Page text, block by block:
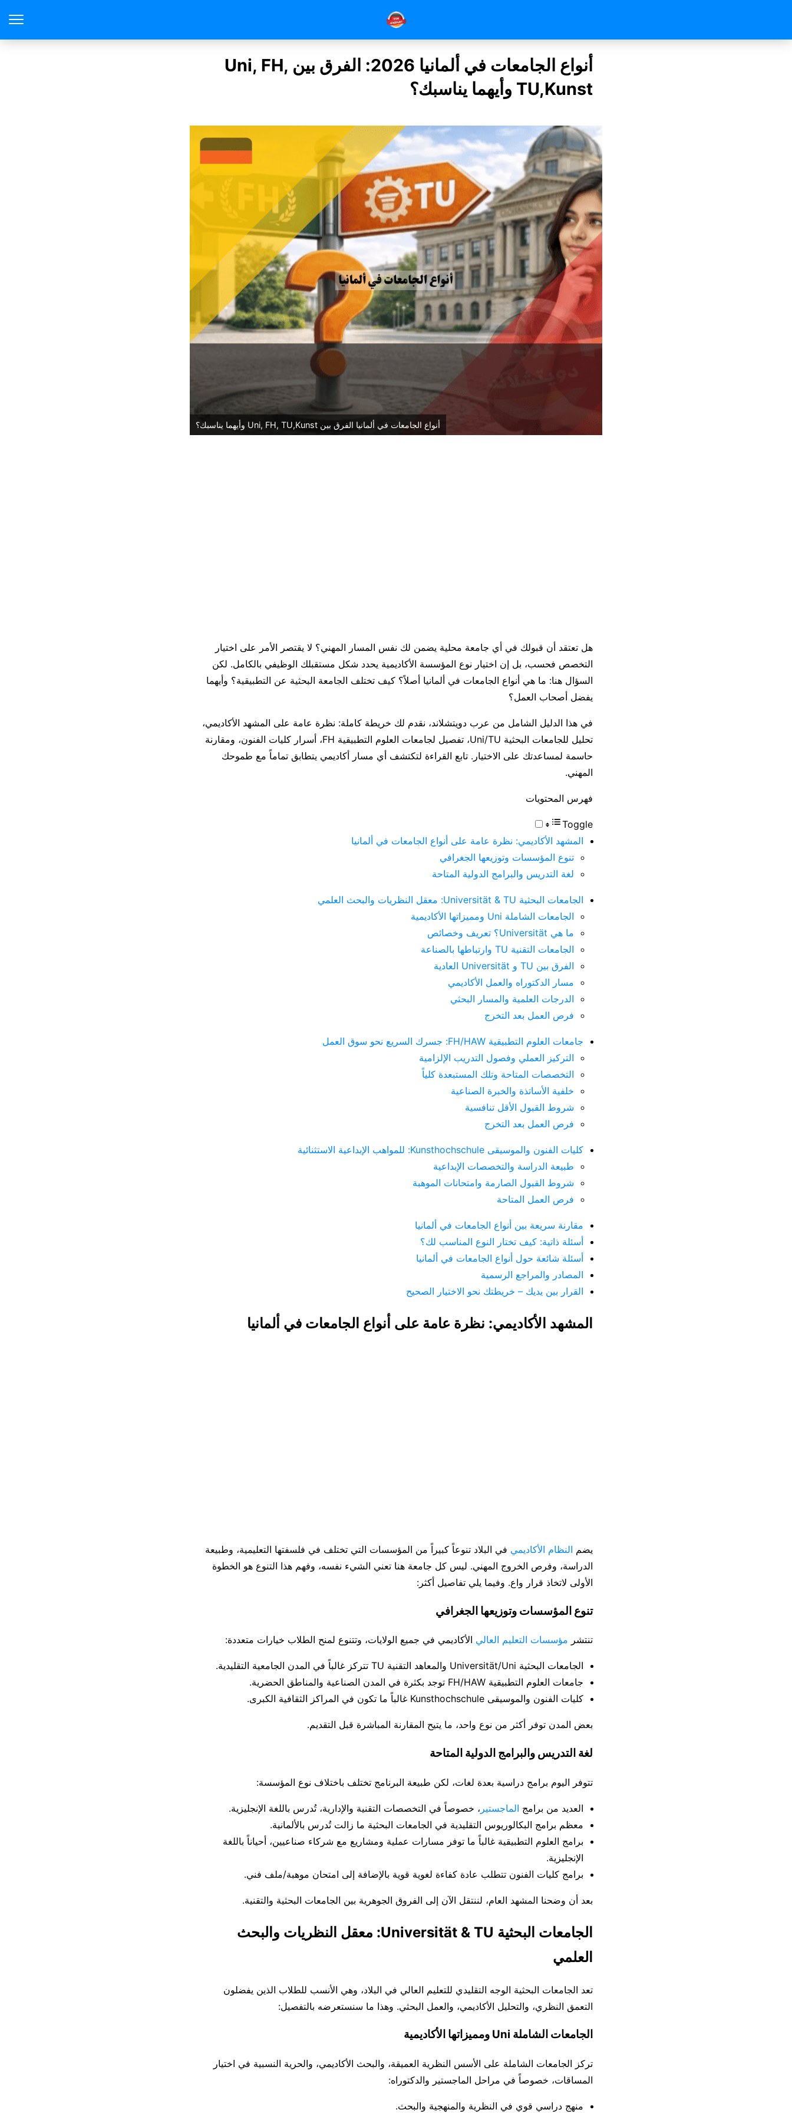
أنواع الجامعات في ألمانيا 2026: الفرق بين Uni, FH,
TU,Kunst وأيهما يناسبك؟
أنواع الجامعات في ألمانيا الفرق بين Uni, FH, TU,Kunst وأيهما يناسبك؟
هل تعتقد أن قبولك في أي جامعة محلية يضمن لك نفس المسار المهني؟ لا يقتصر الأمر على اختيار
التخصص فحسب، بل إن اختيار نوع المؤسسة الأكاديمية يحدد شكل مستقبلك الوظيفي بالكامل. لكن
السؤال هنا: ما هي أنواع الجامعات في ألمانيا أصلاً؟ كيف تختلف الجامعة البحثية عن التطبيقية؟ وأيهما
يفضل أصحاب العمل؟
في هذا الدليل الشامل من عرب دويتشلاند، نقدم لك خريطة كاملة: نظرة عامة على المشهد الأكاديمي،
تحليل للجامعات البحثية Uni/TU، تفصيل لجامعات العلوم التطبيقية FH، أسرار كليات الفنون، ومقارنة
حاسمة لمساعدتك على الاختيار. تابع القراءة لتكتشف أي مسار أكاديمي يتطابق تماماً مع طموحك
المهني.
فهرس المحتويات
Toggle
المشهد الأكاديمي: نظرة عامة على أنواع الجامعات في ألمانيا
تنوع المؤسسات وتوزيعها الجغرافي
لغة التدريس والبرامج الدولية المتاحة
الجامعات البحثية Universität & TU: معقل النظريات والبحث العلمي
الجامعات الشاملة Uni ومميزاتها الأكاديمية
ما هي Universität؟ تعريف وخصائص
الجامعات التقنية TU وارتباطها بالصناعة
الفرق بين TU و Universität العادية
مسار الدكتوراه والعمل الأكاديمي
الدرجات العلمية والمسار البحثي
فرص العمل بعد التخرج
جامعات العلوم التطبيقية FH/HAW: جسرك السريع نحو سوق العمل
التركيز العملي وفصول التدريب الإلزامية
التخصصات المتاحة وتلك المستبعدة كلياً
خلفية الأساتذة والخبرة الصناعية
شروط القبول الأقل تنافسية
فرص العمل بعد التخرج
كليات الفنون والموسيقى Kunsthochschule: للمواهب الإبداعية الاستثنائية
طبيعة الدراسة والتخصصات الإبداعية
شروط القبول الصارمة وامتحانات الموهبة
فرص العمل المتاحة
مقارنة سريعة بين أنواع الجامعات في ألمانيا
أسئلة ذاتية: كيف تختار النوع المناسب لك؟
أسئلة شائعة حول أنواع الجامعات في ألمانيا
المصادر والمراجع الرسمية
القرار بين يديك – خريطتك نحو الاختيار الصحيح
المشهد الأكاديمي: نظرة عامة على أنواع الجامعات في ألمانيا
يضم النظام الأكاديمي في البلاد تنوعاً كبيراً من المؤسسات التي تختلف في فلسفتها التعليمية، وطبيعة
الدراسة، وفرص الخروج المهني. ليس كل جامعة هنا تعني الشيء نفسه، وفهم هذا التنوع هو الخطوة
الأولى لاتخاذ قرار واع. وفيما يلي تفاصيل أكثر:
تنوع المؤسسات وتوزيعها الجغرافي
تنتشر مؤسسات التعليم العالي الأكاديمي في جميع الولايات، وتتنوع لمنح الطلاب خيارات متعددة:
الجامعات البحثية Universität/Uni والمعاهد التقنية TU تتركز غالباً في المدن الجامعية التقليدية.
جامعات العلوم التطبيقية FH/HAW توجد بكثرة في المدن الصناعية والمناطق الحضرية.
كليات الفنون والموسيقى Kunsthochschule غالباً ما تكون في المراكز الثقافية الكبرى.
بعض المدن توفر أكثر من نوع واحد، ما يتيح المقارنة المباشرة قبل التقديم.
لغة التدريس والبرامج الدولية المتاحة
تتوفر اليوم برامج دراسية بعدة لغات، لكن طبيعة البرنامج تختلف باختلاف نوع المؤسسة:
العديد من برامج الماجستير ، خصوصاً في التخصصات التقنية والإدارية، تُدرس باللغة الإنجليزية.
معظم برامج البكالوريوس التقليدية في الجامعات البحثية ما زالت تُدرس بالألمانية.
برامج العلوم التطبيقية غالباً ما توفر مسارات عملية ومشاريع مع شركاء صناعيين، أحياناً باللغة
الإنجليزية.
برامج كليات الفنون تتطلب عادة كفاءة لغوية قوية بالإضافة إلى امتحان موهبة/ملف فني.
بعد أن وضحنا المشهد العام، لننتقل الآن إلى الفروق الجوهرية بين الجامعات البحثية والتقنية.
الجامعات البحثية Universität & TU: معقل النظريات والبحث
العلمي
تعد الجامعات البحثية الوجه التقليدي للتعليم العالي في البلاد، وهي الأنسب للطلاب الذين يفضلون
التعمق النظري، والتحليل الأكاديمي، والعمل البحثي. وهذا ما سنستعرضه بالتفصيل:
الجامعات الشاملة Uni ومميزاتها الأكاديمية
تركز الجامعات الشاملة على الأسس النظرية العميقة، والبحث الأكاديمي، والحرية النسبية في اختيار
المساقات، خصوصاً في مراحل الماجستير والدكتوراه:
منهج دراسي قوي في النظرية والمنهجية والبحث.